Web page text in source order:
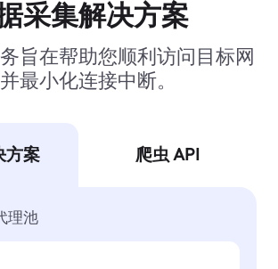
采集解决方案
旨在帮助您顺利访问目标网
最小化连接中断。
方案 爬虫 API
理池